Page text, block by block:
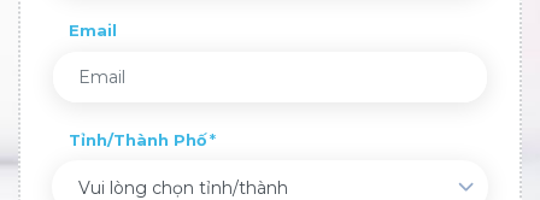
Email
Tỉnh/Thành Phố
Vui lòng chọn tỉnh/thành